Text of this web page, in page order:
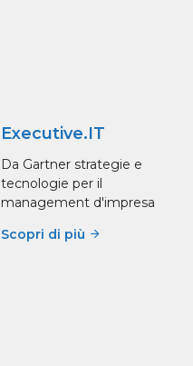
Executive.IT
Da Gartner strategie e
tecnologie per il
management d'impresa
Scopri di più